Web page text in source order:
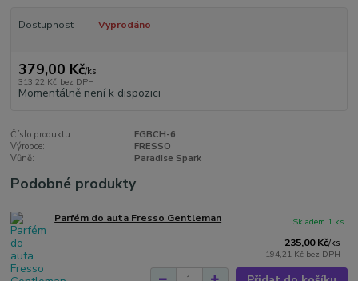
Dostupnost Vyprodáno
379,00 Kč/ks
313,22 Kč bez DPH
Momentálně není k dispozici
Číslo produktu:
FGBCH-6
Výrobce:
FRESSO
Vůně:
Paradise Spark
Podobné produkty
Parfém do auta Fresso Gentleman
235,00 Kč/ks
194,21 Kč bez DPH
Skladem 1 ks